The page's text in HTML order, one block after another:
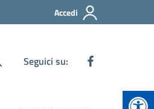
Accedi
Seguici su: